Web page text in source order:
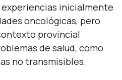
inicialmente
oncológicas, pero
provincial
de salud, como
no transmisibles.